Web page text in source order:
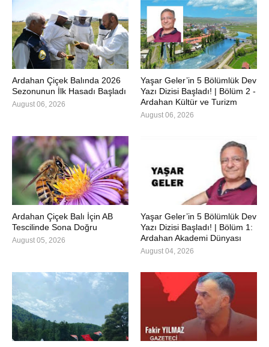
Ardahan Çiçek Balında 2026
Sezonunun İlk Hasadı Başladı
August 06, 2026
Yaşar Geler’in 5 Bölümlük Dev
Yazı Dizisi Başladı! | Bölüm 2 -
Ardahan Kültür ve Turizm
August 06, 2026
Ardahan Çiçek Balı İçin AB
Tescilinde Sona Doğru
August 05, 2026
Yaşar Geler’in 5 Bölümlük Dev
Yazı Dizisi Başladı! | Bölüm 1:
Ardahan Akademi Dünyası
August 04, 2026